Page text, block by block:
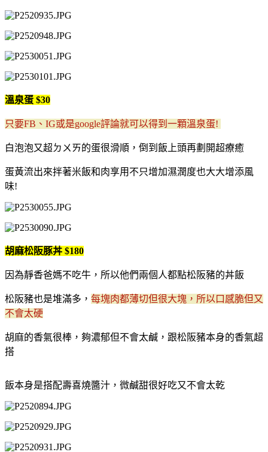
溫泉蛋 $30
只要FB、IG或是google評論就可以得到一顆溫泉蛋!
白泡泡又超ㄉㄨㄞ的蛋很滑順，倒到飯上頭再劃開超療癒
蛋黃流出來拌著米飯和肉享用不只增加濕潤度也大大增添風
味!
胡麻松阪豚丼 $180
因為靜香爸媽不吃牛，所以他們兩個人都點松阪豬的丼飯
松阪豬也是堆滿多， 每塊肉都薄切但很大塊，所以口感脆但又
不會太硬
胡麻的香氣很棒，夠濃郁但不會太鹹，跟松阪豬本身的香氣超
搭
飯本身是搭配壽喜燒醬汁，微鹹甜很好吃又不會太乾